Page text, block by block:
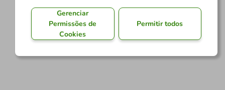
Gerenciar
Permissões de
Cookies
Permitir todos